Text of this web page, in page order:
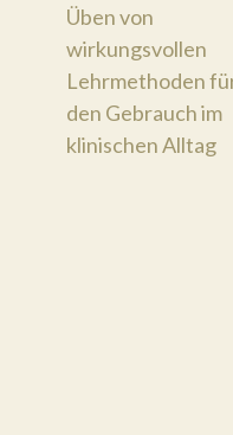
Üben von
wirkungsvollen
Lehrmethoden
den Gebrauch im
klinischen Alltag